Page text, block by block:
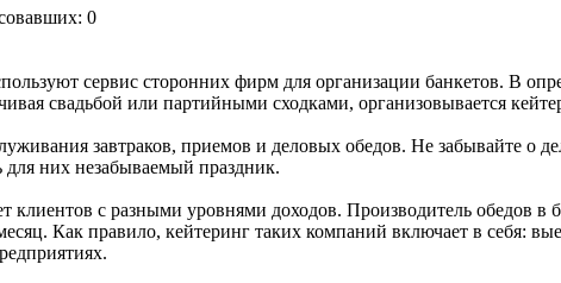
0
сервис сторонних фирм для организации банкетов. В
свадьбой или партийными сходками, организовывается
завтраков, приемов и деловых обедов. Не забывайте о
для них незабываемый праздник.
клиентов с разными уровнями доходов. Производитель обедов
Как правило, кейтеринг таких компаний включает в себя: